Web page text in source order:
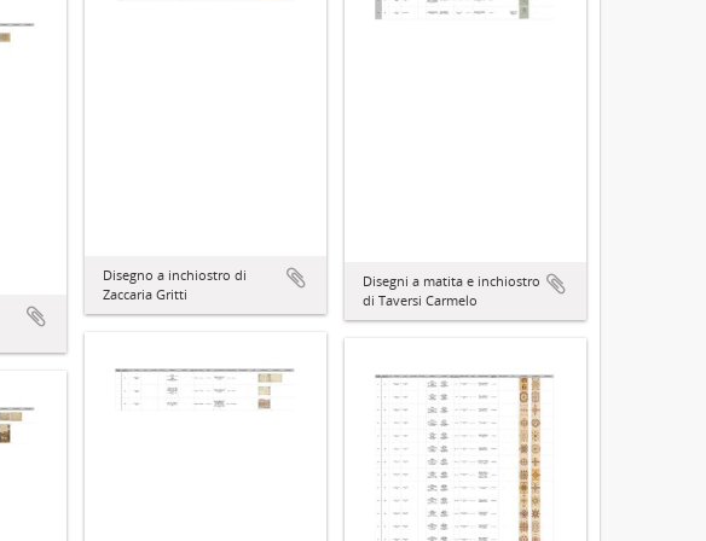
Disegno a inchiostro di
Zaccaria Gritti
Disegni a matita e inchiostro
di Taversi Carmelo